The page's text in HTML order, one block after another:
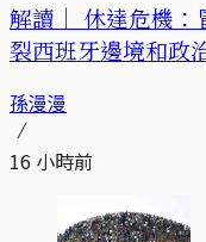
解讀｜ 休達危機：
裂西班牙邊境和政
孫漫漫
16 小時前